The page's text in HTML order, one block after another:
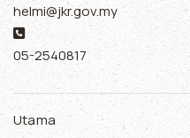
helmi@jkr.gov.my
Phone:
05-2540817
Utama